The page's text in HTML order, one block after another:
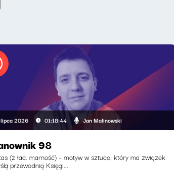
2026 01:18:44 Jan Malinowski
98
(z łac. marność) – motyw w sztuce, który ma związek
przewodnią Księgi...